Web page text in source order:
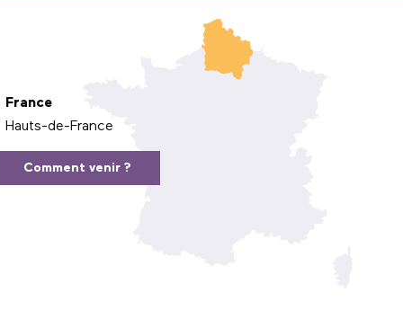
France
Hauts-de-France
Comment venir ?